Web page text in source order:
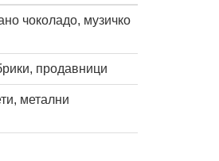
чоколадо, музичко
продавници
метални